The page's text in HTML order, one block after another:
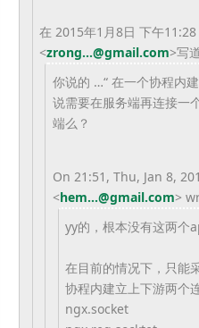
在 2015年1月8日 下午11:28
<zrong...@gmail.com>写
你说的 …“ 在一个协程内
说需要在服务端再连接一
端么？
On 21:51, Thu, Jan 8,
<hem...@gmail.com>
yy的，根本没有这两个
在目前的情况下，只能
协程内建立上下游两个
ngx.socket